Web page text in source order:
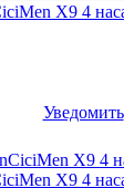
X9 4
Уведомить
X9 4